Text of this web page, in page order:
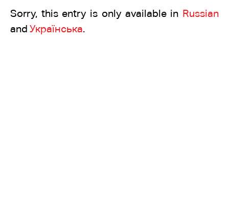
Sorry, this entry is only available in Russian
and Українська.